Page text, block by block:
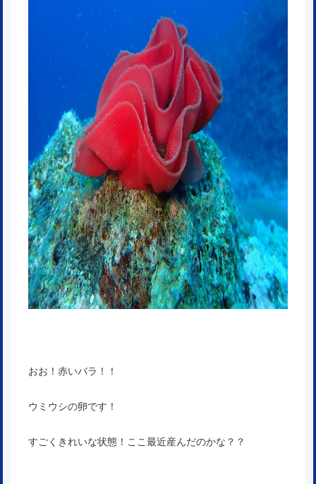
おお！赤いバラ！！
ウミウシの卵です！
すごくきれいな状態！ここ最近産んだのかな？？